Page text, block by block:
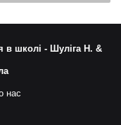
в школі - Шуліга Н. &
нас